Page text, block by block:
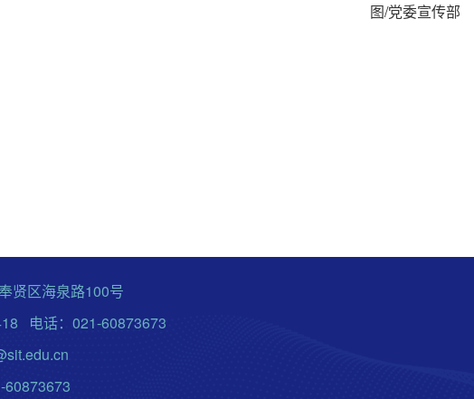
图/党委宣传部
贤区海泉路100号
电话：021-60873673
60873673